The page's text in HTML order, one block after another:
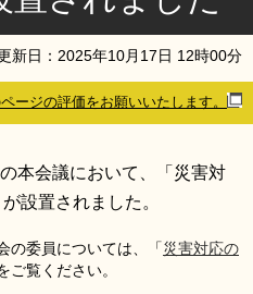
組織から探す
プライバシーポリシー
新日： 2025年10月 17日 12時00分
ージの評価をお願いいたします。
本会議において、「災害対
設置されました。
の委員については、「 災害対応の
ご覧ください。